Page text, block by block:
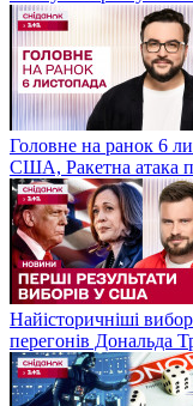
Головне на ранок 6
США, Ракетна атака
Найісторичніші
перегонів Дональда